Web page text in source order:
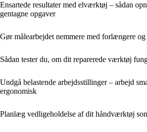
Ensartede resultater med elværktøj – sådan
gentagne opgaver
Gør målearbejdet nemmere med forlængere og
Sådan tester du, om dit reparerede værktøj
Undgå belastende arbejdsstillinger – arbejd
ergonomisk
Planlæg vedligeholdelse af dit håndværktøj